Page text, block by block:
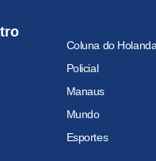
Coluna do Holanda
Policial
Manaus
Mundo
Esportes